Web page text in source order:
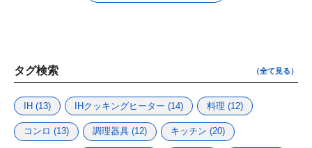
タグ検索 （全て見る）
IH(13) IHクッキングヒーター (14) 料理 (12)
コンロ (13) 調理器具(12) キッチン (20)